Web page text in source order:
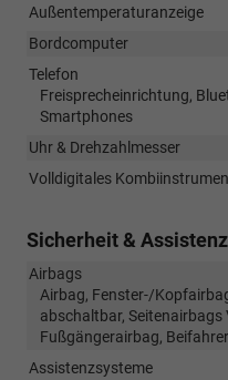
Außentemperaturanzeige
Bordcomputer
Telefon
Freisprecheinrichtung,
Smartphones
Uhr & Drehzahlmesser
Volldigitales
Sicherheit & Assistenz
Airbags
Airbag, Fenster-/
abschaltbar,
Fußgängerairbag,
Assistenzsysteme